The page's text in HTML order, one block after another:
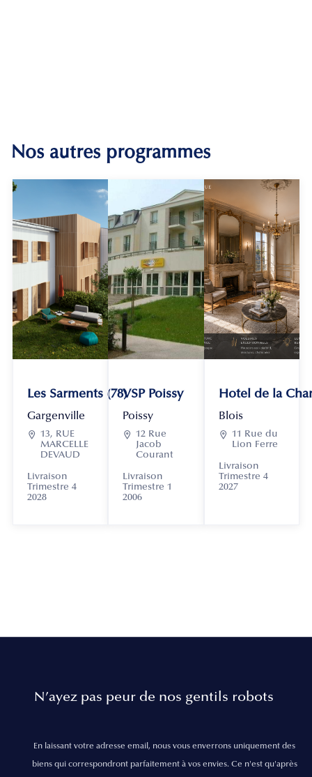
Nos autres programmes
Les Sarments (78)
Gargenville
 13, RUE
MARCELLE
DEVAUD
Livraison
Trimestre 4
2028
VSP Poissy
Poissy
 12 Rue
Jacob
Courant
Livraison
Trimestre 1
2006
Hotel de la
Blois
 11 Rue du
Lion Ferre
Livraison
Trimestre 4
2027
N’ayez pas peur de nos gentils robots
En laissant votre adresse email, nous vous enverrons uniquement des
biens qui correspondront parfaitement à vos envies. Ce n'est qu'après